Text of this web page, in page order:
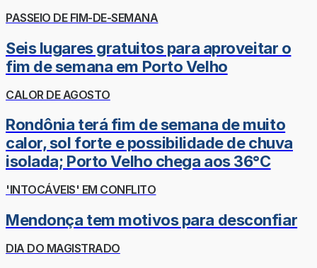
PASSEIO DE FIM-DE-SEMANA
Seis lugares gratuitos para aproveitar o
fim de semana em Porto Velho
CALOR DE AGOSTO
Rondônia terá fim de semana de muito
calor, sol forte e possibilidade de chuva
isolada; Porto Velho chega aos 36°C
'INTOCÁVEIS' EM CONFLITO
Mendonça tem motivos para desconfiar
DIA DO MAGISTRADO